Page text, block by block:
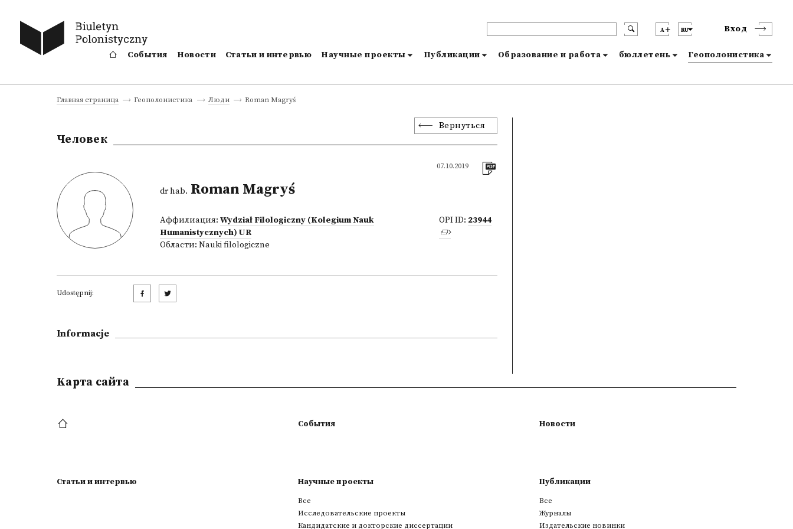
A RU Вход
События Новости Статьи и интервью Научные проекты Публикации Образование и работа бюллетень Геополонистика
Главная страница Геополонистика Люди Roman Magryś
Вернуться
Человек
07.10.2019
dr hab. Roman Magryś
Аффилиация: Wydział Filologiczny (Kolegium Nauk
Humanistycznych) UR
Области: Nauki filologiczne
OPI ID: 23944
Udostępnij:
Informacje
Kарта сайта
События Новости
Статьи и интервью Научные проекты
Все
Исследовательские проекты
Кандидатские и докторские диссертации
Публикации
Все
Журналы
Издательские новинки